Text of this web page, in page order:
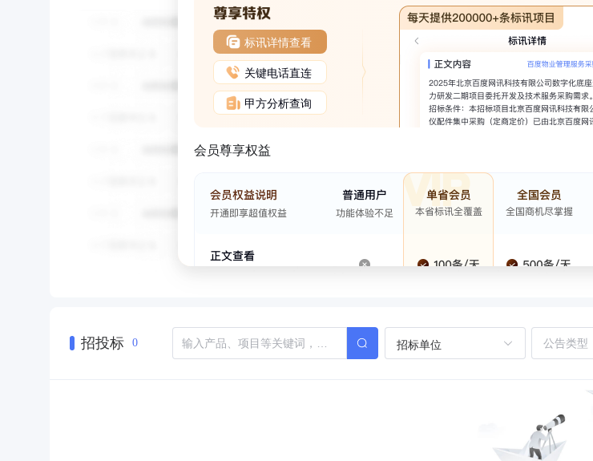
标讯详情查看
关键电话直连
甲方分析查询
会员尊享权益
招投标 0 招标单位